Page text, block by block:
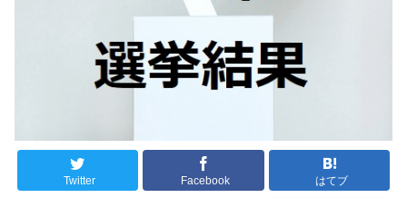
Twitter Facebook はてブ